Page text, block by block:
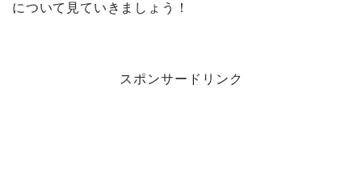
について見ていきましょう！
スポンサードリンク